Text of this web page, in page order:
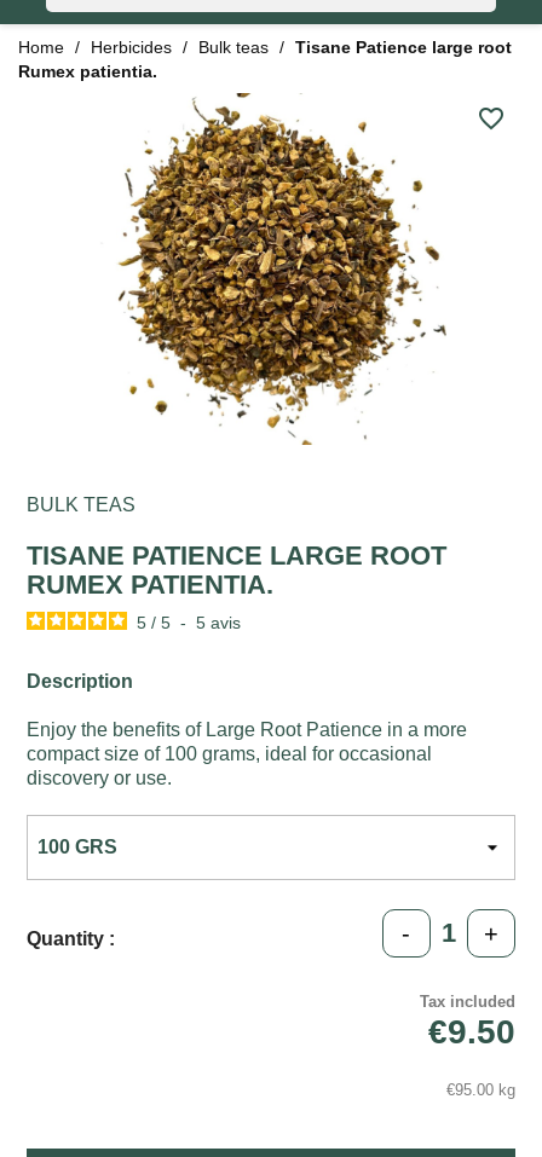
Home Herbicides Bulk teas
Tisane Patience large root
Rumex patientia.
favorite_border
BULK TEAS
TISANE PATIENCE LARGE ROOT
RUMEX PATIENTIA.
5 / 5 - 5avis
Description
Enjoy the benefits of Large Root Patience in a more
compact size of 100 grams, ideal for occasional
discovery or use.
Quantity : - +
Tax included
€9.50
€95.00 kg